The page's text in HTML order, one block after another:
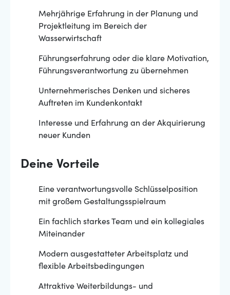
Mehrjährige Erfahrung in der Planung und
Projektleitung im Bereich der
Wasserwirtschaft
Führungserfahrung oder die klare Motivation,
Führungsverantwortung zu übernehmen
Unternehmerisches Denken und sicheres
Auftreten im Kundenkontakt
Interesse und Erfahrung an der Akquirierung
neuer Kunden
Deine Vorteile
Eine verantwortungsvolle Schlüsselposition
mit großem Gestaltungsspielraum
Ein fachlich starkes Team und ein kollegiales
Miteinander
Modern ausgestatteter Arbeitsplatz und
flexible Arbeitsbedingungen
Attraktive Weiterbildungs- und